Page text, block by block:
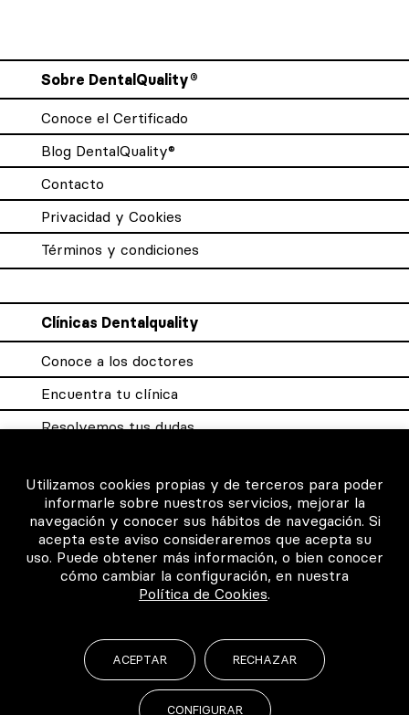
Sobre DentalQuality®
Conoce el Certificado
Blog DentalQuality®
Contacto
Privacidad y Cookies
Términos y condiciones
Clínicas Dentalquality
Conoce a los doctores
Encuentra tu clínica
Resolvemos tus dudas
Para los profesionales
Consigue tu certificado
Intranet clínicas certificadas
Música para los pacientes
Utilizamos cookies propias y de terceros para poder
informarle sobre nuestros servicios, mejorar la
navegación y conocer sus hábitos de navegación. Si
acepta este aviso consideraremos que acepta su
uso. Puede obtener más información, o bien conocer
cómo cambiar la configuración, en nuestra
Política de Cookies.
ACEPTAR RECHAZAR
CONFIGURAR